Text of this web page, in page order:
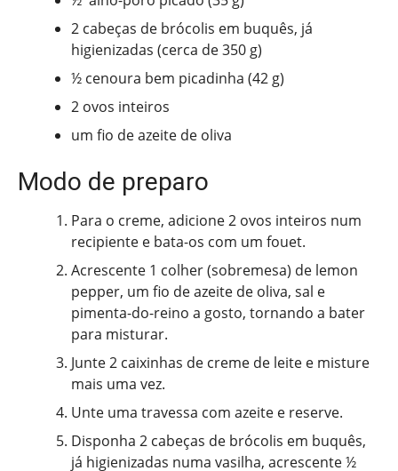
2 cabeças de brócolis em buquês, já
higienizadas (cerca de 350 g)
½ cenoura bem picadinha (42 g)
2 ovos inteiros
um fio de azeite de oliva
Modo de preparo
Para o creme, adicione 2 ovos inteiros num
recipiente e bata-os com um fouet.
Acrescente 1 colher (sobremesa) de lemon
pepper, um fio de azeite de oliva, sal e
pimenta-do-reino a gosto, tornando a bater
para misturar.
Junte 2 caixinhas de creme de leite e misture
mais uma vez.
Unte uma travessa com azeite e reserve.
Disponha 2 cabeças de brócolis em buquês,
já higienizadas numa vasilha, acrescente ½